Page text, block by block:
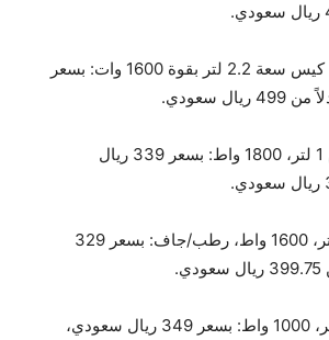
مكنسة كهربائية بدون كيس سعة 2.2 لتر بقوة 1600 وات: بسعر
مكنسة كهربائية كيس 1 لتر، 1800 واط: بسعر 339 ريال
مكنسة كهربائية 20 لتر، 1600 واط، رطب/جاف: بسعر 329
مكنسة كهربائية 12 لتر، 1000 واط: بسعر 349 ريال سعودي،